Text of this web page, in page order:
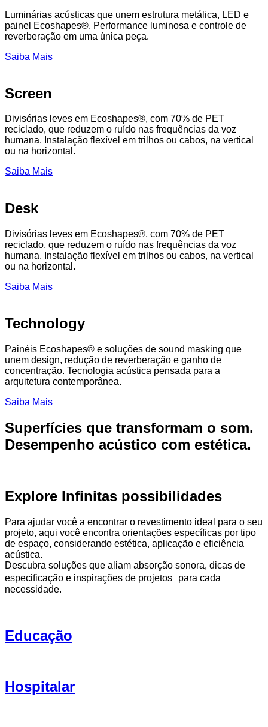
Luminárias acústicas que unem estrutura metálica, LED e
painel Ecoshapes®. Performance luminosa e controle de
reverberação em uma única peça.
Saiba Mais
Screen
Divisórias leves em Ecoshapes®, com 70% de PET
reciclado, que reduzem o ruído nas frequências da voz
humana. Instalação flexível em trilhos ou cabos, na vertical
ou na horizontal.
Saiba Mais
Desk
Divisórias leves em Ecoshapes®, com 70% de PET
reciclado, que reduzem o ruído nas frequências da voz
humana. Instalação flexível em trilhos ou cabos, na vertical
ou na horizontal.
Saiba Mais
Technology
Painéis Ecoshapes® e soluções de sound masking que
unem design, redução de reverberação e ganho de
concentração. Tecnologia acústica pensada para a
arquitetura contemporânea.
Saiba Mais
Superfícies que transformam o som.
Desempenho acústico com estética.
Explore Infinitas possibilidades
Para ajudar você a encontrar o revestimento ideal para o seu
projeto, aqui você encontra orientações específicas por tipo
de espaço, considerando estética, aplicação e eficiência
acústica.
Descubra soluções que aliam absorção sonora, dicas de
especificação e inspirações de projetos para cada
necessidade.
Educação
Hospitalar